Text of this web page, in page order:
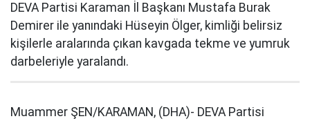
DEVA Partisi Karaman İl Başkanı Mustafa Burak
Demirer ile yanındaki Hüseyin Ölger, kimliği belirsiz
kişilerle aralarında çıkan kavgada tekme ve yumruk
darbeleriyle yaralandı.
Muammer ŞEN/KARAMAN, (DHA)- DEVA Partisi